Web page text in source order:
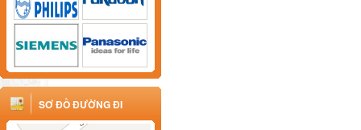
SƠ ĐỒ ĐƯỜNG ĐI